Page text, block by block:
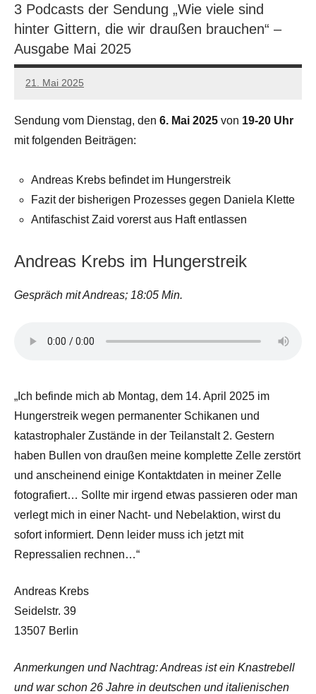
3 Podcasts der Sendung „Wie viele sind
hinter Gittern, die wir draußen brauchen“ –
Ausgabe Mai 2025
21. Mai 2025
network
Sendung vom Dienstag, den 6. Mai 2025 von 19-20 Uhr
mit folgenden Beiträgen:
Andreas Krebs befindet im Hungerstreik
Fazit der bisherigen Prozesses gegen Daniela Klette
Antifaschist Zaid vorerst aus Haft entlassen
Andreas Krebs im Hungerstreik
Gespräch mit Andreas; 18:05 Min.
„Ich befinde mich ab Montag, dem 14. April 2025 im
Hungerstreik wegen permanenter Schikanen und
katastrophaler Zustände in der Teilanstalt 2. Gestern
haben Bullen von draußen meine komplette Zelle zerstört
und anscheinend einige Kontaktdaten in meiner Zelle
fotografiert… Sollte mir irgend etwas passieren oder man
verlegt mich in einer Nacht- und Nebelaktion, wirst du
sofort informiert. Denn leider muss ich jetzt mit
Repressalien rechnen…“
Andreas Krebs
Seidelstr. 39
13507 Berlin
Anmerkungen und Nachtrag: Andreas ist ein Knastrebell
und war schon 26 Jahre in deutschen und italienischen